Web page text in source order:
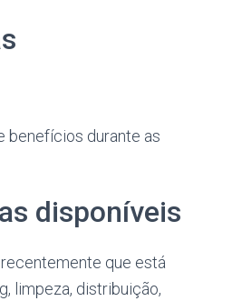
benefícios durante as
disponíveis
que está
limpeza, distribuição,